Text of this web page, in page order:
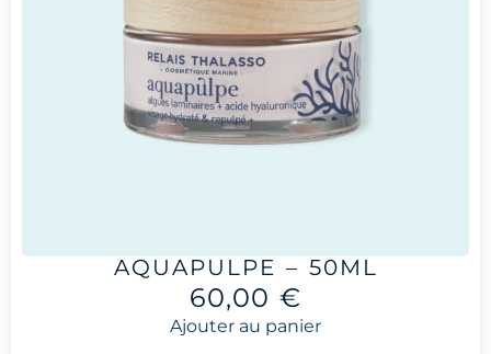
AQUAPULPE – 50ML
60,00 €
Ajouter au panier